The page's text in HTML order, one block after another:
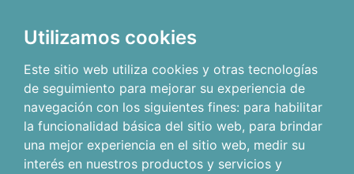
Utilizamos cookies
Este sitio web utiliza cookies y otras tecnologías
de seguimiento para mejorar su experiencia de
navegación con los siguientes fines: para habilitar
la funcionalidad básica del sitio web, para brindar
una mejor experiencia en el sitio web, medir su
interés en nuestros productos y servicios y